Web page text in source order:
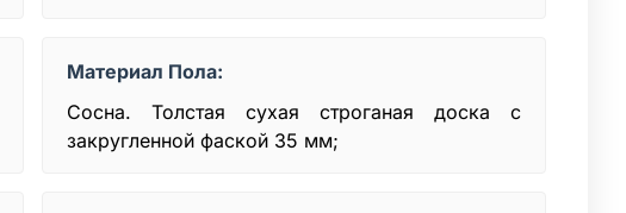
Материал Пола:
Сосна. Толстая сухая строганая доска с
закругленной фаской 35 мм;